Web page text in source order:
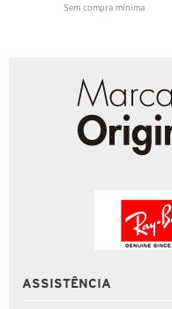
Sem compra mínima
ASSISTÊNCIA